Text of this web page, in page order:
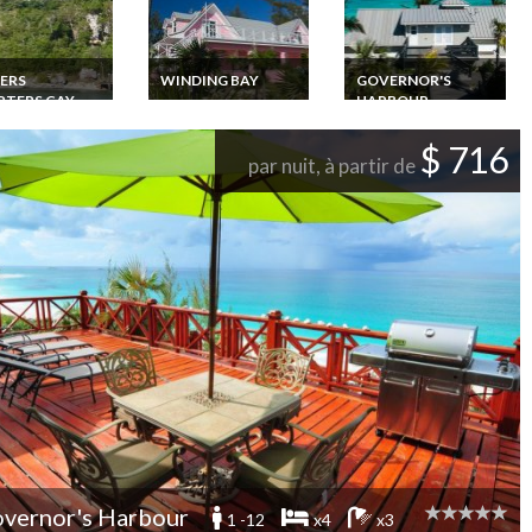
CAY
vacances
Luxe Lubbers
Cay, Abaco,
WINDING BAY
Bahamas Location
plage avec personnel
GOVERNOR'S
HARBOUR
Bahamas Location
villa de luxe
Eleuthera sur la plage
avec personnel
par nuit, à partir de $ 716
Harbour 1 -12 x4 x3